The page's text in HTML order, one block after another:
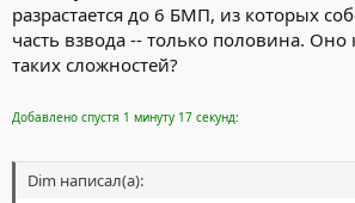
разрастается до 6 БМП, из которых
часть взвода -- только половина. Оно
таких сложностей?
Добавлено спустя 1 минуту 17 секунд:
Dim написал(а):